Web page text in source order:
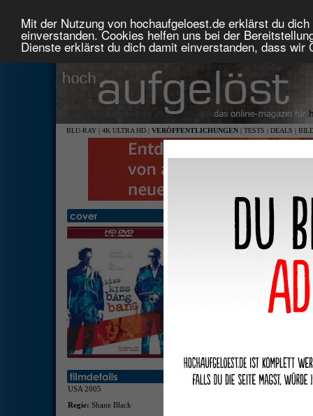
Mit der Nutzung von hochaufgeloest.de erklärst du
einverstanden. Cookies helfen uns bei der
Dienste erklärst du dich damit einverstanden, dass
BLU-RAY | 4K ULTRA HD | VERÖFFENTLICHUNGEN | TESTS | DEALS |
USA 2005
Regie: Shane Black
Kiss Kiss Bang Bang